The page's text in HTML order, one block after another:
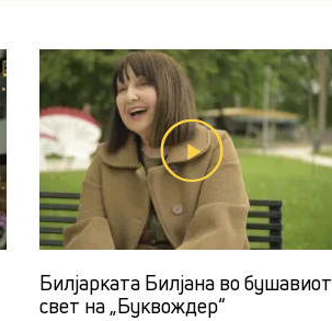
Билјарката Билјана во бушавиот
свет на „Буквождер“